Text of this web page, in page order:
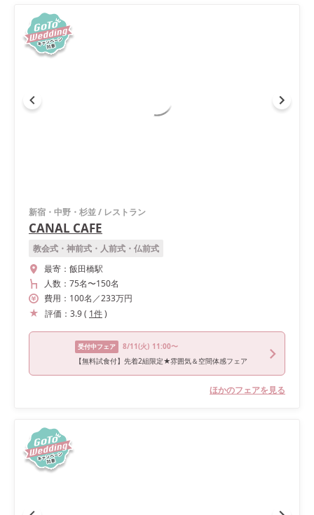
新宿・中野・杉並/ レストラン
CANAL CAFE
教会式・神前式・人前式・仏前式
最寄： 飯田橋駅
人数： 75名〜150名
費用： 100名 ／233万円
評価： 3.9( 1件)
受付中フェア 8/11(火) 11:00〜
【無料試食付】先着2組限定★雰囲気＆空間体感フェア
ほかのフェアを見る